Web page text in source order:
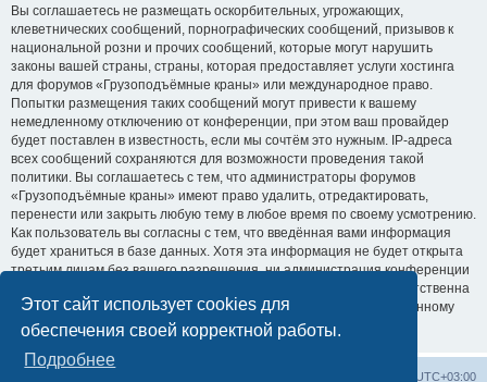
Этот сайт использует cookies для
обеспечения своей корректной работы.
Подробнее
Вы соглашаетесь не размещать оскорбительных, угрожающих,
клеветнических сообщений, порнографических сообщений, призывов к
национальной розни и прочих сообщений, которые могут нарушить
законы вашей страны, страны, которая предоставляет услуги хостинга
для форумов «Грузоподъёмные краны» или международное право.
Попытки размещения таких сообщений могут привести к вашему
немедленному отключению от конференции, при этом ваш провайдер
будет поставлен в известность, если мы сочтём это нужным. IP-адреса
всех сообщений сохраняются для возможности проведения такой
политики. Вы соглашаетесь с тем, что администраторы форумов
«Грузоподъёмные краны» имеют право удалить, отредактировать,
перенести или закрыть любую тему в любое время по своему усмотрению.
Как пользователь вы согласны с тем, что введённая вами информация
будет храниться в базе данных. Хотя эта информация не будет открыта
третьим лицам без вашего разрешения, ни администрация конференции
«Грузоподъёмные краны», ни phpBB Limited не может быть ответственна
за действия хакеров, которые могут привести к несанкционированному
доступу к ней.
UTC+03:00